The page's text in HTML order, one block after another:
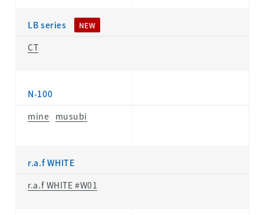
LB series NEW
CT
N-100
mine musubi
r.a.f WHITE
r.a.f WHITE #W01